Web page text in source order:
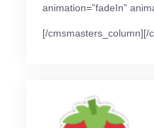
animation=”fadeIn”
[/cmsmasters_column][/